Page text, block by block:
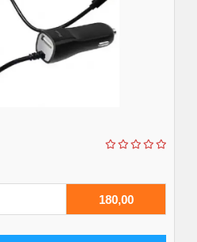
180,00